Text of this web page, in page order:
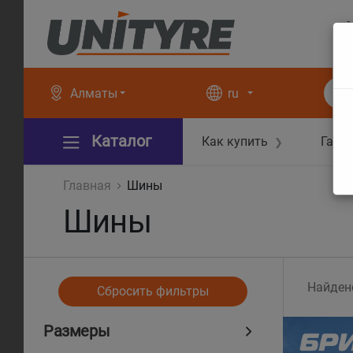
Алматы ru
Каталог Как купить ❯
Главная Шины
Шины
Сбросить фильтры
Размеры